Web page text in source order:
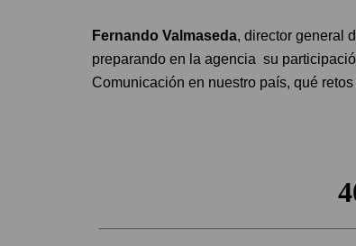
Fernando Valmaseda, director general
preparando en la agencia su
Comunicación en nuestro país, qué